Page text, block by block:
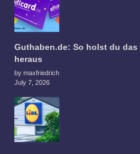
Guthaben.de: So holst du
heraus
by maxfriedrich
July 7, 2026